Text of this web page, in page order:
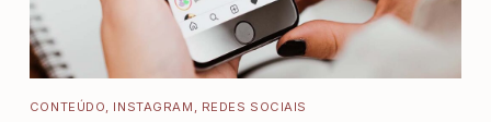
CONTEÚDO, INSTAGRAM , REDES SOCIAIS